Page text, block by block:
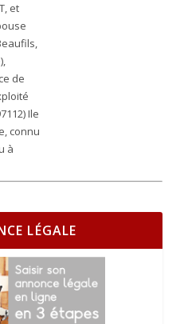
et
de
Ile
connu
à
LÉGALE